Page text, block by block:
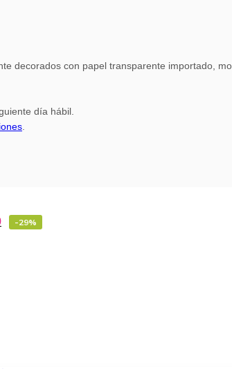
decorados con papel transparente importado,
día hábil.
.
-29%